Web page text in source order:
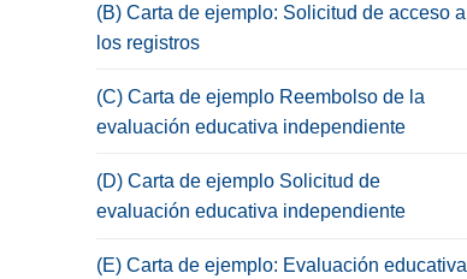
(B) Carta de ejemplo: Solicitud de acceso a
los registros
(C) Carta de ejemplo Reembolso de la
evaluación educativa independiente
(D) Carta de ejemplo Solicitud de
evaluación educativa independiente
(E) Carta de ejemplo: Evaluación educativa